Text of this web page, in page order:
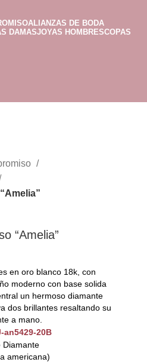
ALIANZAS DE BODA
DAMASJOYAS HOMBRESCOPAS
“Amelia”
en oro blanco 18k, con
moderno con base solida
un hermoso diamante
dos brillantes resaltando su
a mano.
20B
Diamante
americana)